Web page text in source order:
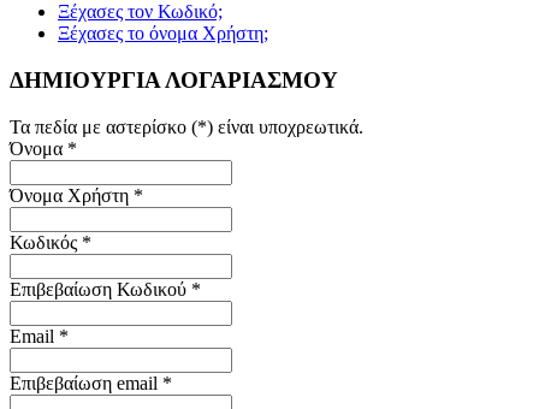
Ξέχασες τον Κωδικό;
Ξέχασες το όνομα Χρήστη;
ΔΗΜΙΟΥΡΓΙΑ ΛΟΓΑΡΙΑΣΜΟΥ
Τα πεδία με αστερίσκο (*) είναι υποχρεωτικά.
Όνομα *
Όνομα Χρήστη *
Κωδικός *
Επιβεβαίωση Κωδικού *
Email *
Επιβεβαίωση email *